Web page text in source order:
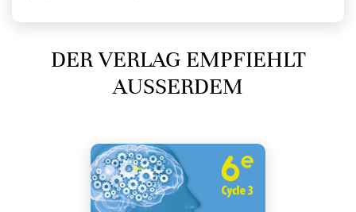
DER VERLAG EMPFIEHLT
AUSSERDEM